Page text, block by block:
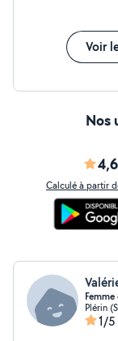
Voir
Nos
Calculé à partir
Plérin
1/5